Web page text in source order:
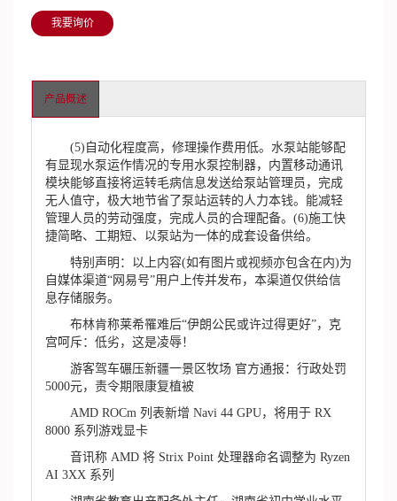
我要询价
产品概述
(5)自动化程度高，修理操作费用低。水泵站能够配
有显现水泵运作情况的专用水泵控制器，内置移动通讯
模块能够直接将运转毛病信息发送给泵站管理员，完成
无人值守，极大地节省了泵站运转的人力本钱。能减轻
管理人员的劳动强度，完成人员的合理配备。(6)施工快
捷简略、工期短、以泵站为一体的成套设备供给。
特别声明：以上内容(如有图片或视频亦包含在内)为
自媒体渠道“网易号”用户上传并发布，本渠道仅供给信
息存储服务。
布林肯称莱希罹难后“伊朗公民或许过得更好”，克
宫呵斥：低劣，这是凌辱！
游客驾车碾压新疆一景区牧场 官方通报：行政处罚
5000元，责令期限康复植被
AMD ROCm 列表新增 Navi 44 GPU，将用于 RX
8000 系列游戏显卡
音讯称 AMD 将 Strix Point 处理器命名调整为 Ryzen
AI 3XX 系列